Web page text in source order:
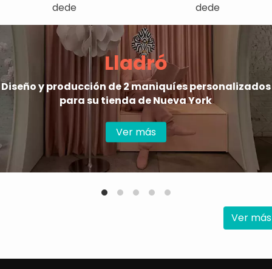
dede dede
Lladró
Diseño y producción de 2 maniquíes personalizados
para su tienda de Nueva York
Ver más
Ver más